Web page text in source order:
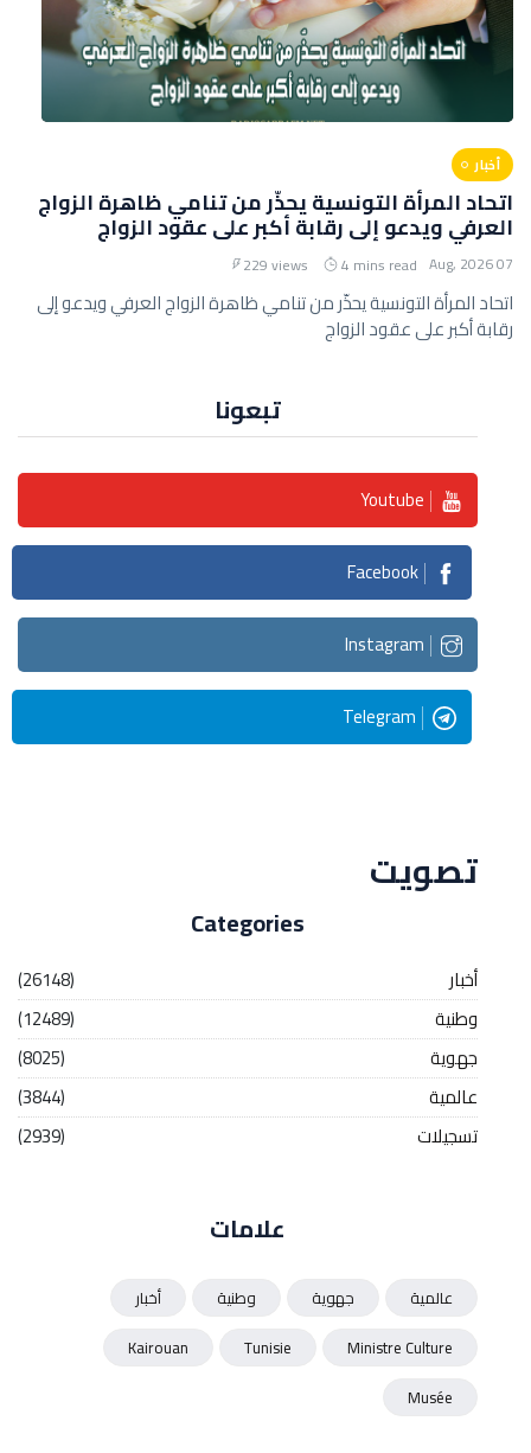
أخبار
اتحاد المرأة التونسية يحذّر من تنامي ظاهرة الزواج
العرفي ويدعو إلى رقابة أكبر على عقود الزواج
07 Aug, 2026
4 mins read
229 views
اتحاد المرأة التونسية يحذّر من تنامي ظاهرة الزواج العرفي ويدعو إلى
رقابة أكبر على عقود الزواج
تبعونا
Youtube
Facebook
Instagram
Telegram
تصويت
Categories
أخبار
(26148)
وطنية
(12489)
جهوية
(8025)
عالمية
(3844)
تسجيلات
(2939)
علامات
عالمية جهوية وطنية
أخبار
Ministre Culture
Tunisie
Kairouan
Musée